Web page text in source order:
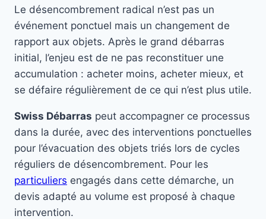
Le désencombrement radical n’est pas un
événement ponctuel mais un changement de
rapport aux objets. Après le grand débarras
initial, l’enjeu est de ne pas reconstituer une
accumulation : acheter moins, acheter mieux, et
se défaire régulièrement de ce qui n’est plus utile.
Swiss Débarras peut accompagner ce processus
dans la durée, avec des interventions ponctuelles
pour l’évacuation des objets triés lors de cycles
réguliers de désencombrement. Pour les
particuliers engagés dans cette démarche, un
devis adapté au volume est proposé à chaque
intervention.